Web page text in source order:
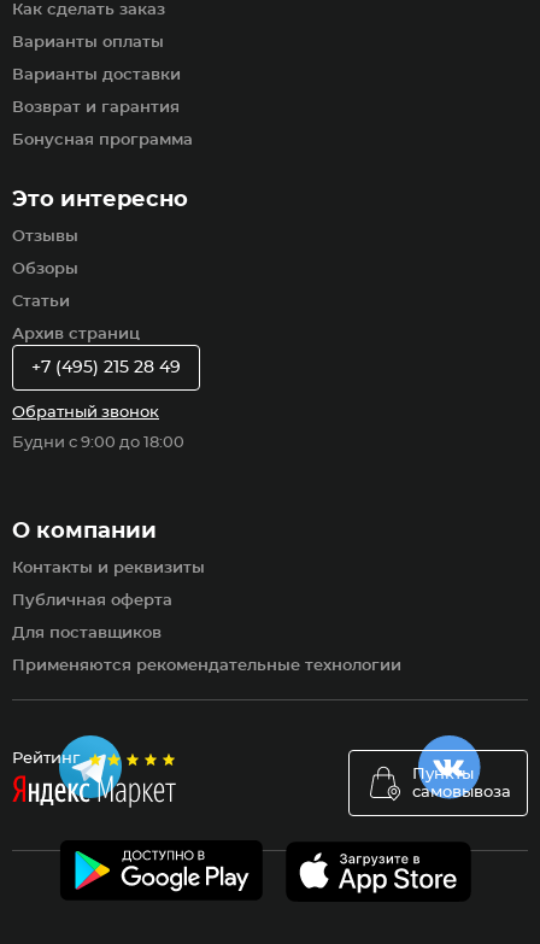
Рейтинг
Пункты
самовывоза
Как сделать заказ
Варианты оплаты
Варианты доставки
Возврат и гарантия
Бонусная программа
Это интересно
Отзывы
Обзоры
Статьи
Архив страниц
О компании
Контакты и реквизиты
Публичная оферта
Для поставщиков
Применяются рекомендательные технологии
+7 (495) 215 28 49
Обратный звонок
Будни с 9:00 до 18:00